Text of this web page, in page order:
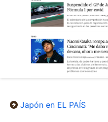
Japón en EL PAÍS